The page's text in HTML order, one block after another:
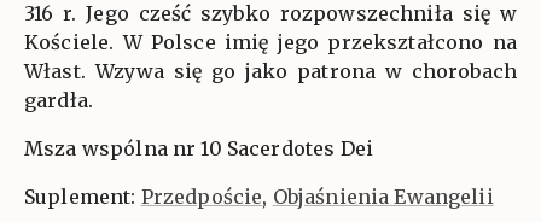
316 r. Jego cześć szybko rozpowszechniła się w
Kościele. W Polsce imię jego przekształcono na
Włast. Wzywa się go jako patrona w chorobach
gardła.
Msza wspólna nr 10 Sacerdotes Dei
Suplement: Przedpoście, Objaśnienia Ewangelii